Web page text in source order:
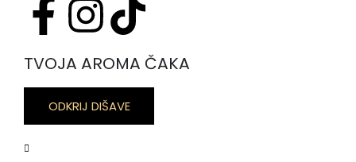
TVOJA AROMA ČAKA
ODKRIJ DIŠAVE